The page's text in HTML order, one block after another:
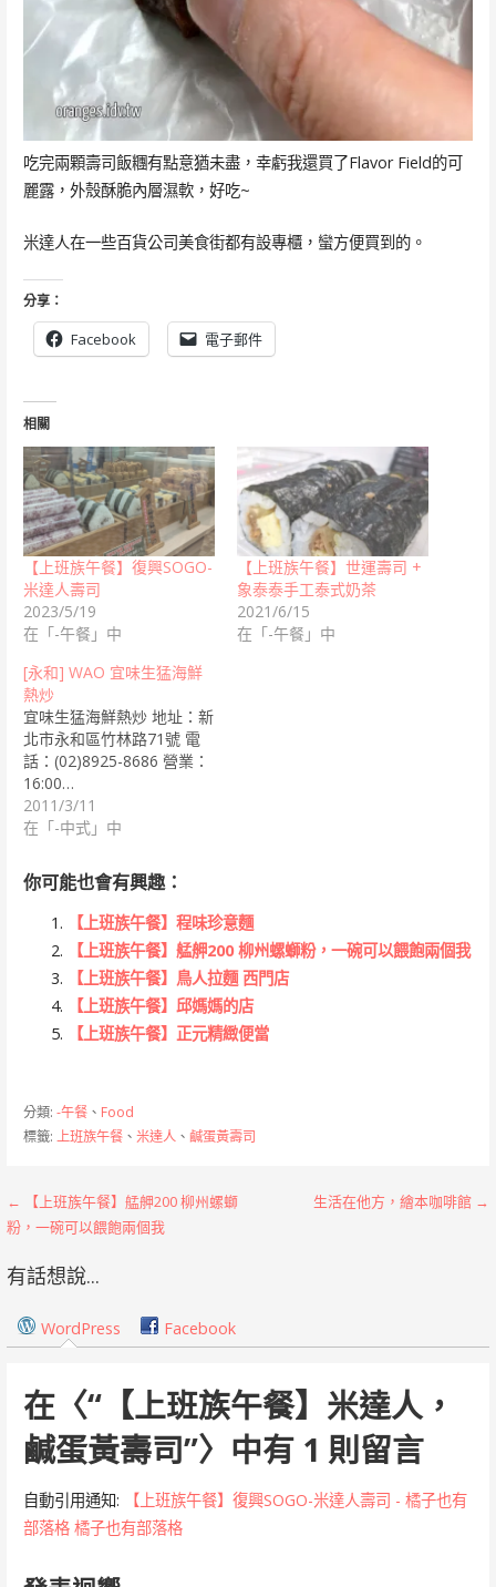
吃完兩顆壽司飯糰有點意猶未盡，幸虧我還買了Flavor Field的可
麗露，外殼酥脆內層濕軟，好吃~
米達人在一些百貨公司美食街都有設專櫃，蠻方便買到的。
分享：
Facebook 電子郵件
相關
【上班族午餐】復興SOGO-
米達人壽司
2023/5/19
在「-午餐」中
【上班族午餐】世運壽司 +
象泰泰手工泰式奶茶
2021/6/15
在「-午餐」中
[永和] WAO 宜味生猛海鮮
熱炒
宜味生猛海鮮熱炒 地址：新
北市永和區竹林路71號 電
話：(02)8925-8686 營業：
16:00…
2011/3/11
在「-中式」中
你可能也會有興趣：
【上班族午餐】程味珍意麵
【上班族午餐】艋舺200 柳州螺螄粉，一碗可以餵飽兩個我
【上班族午餐】鳥人拉麵 西門店
【上班族午餐】邱媽媽的店
【上班族午餐】正元精緻便當
分類: -午餐、 Food
標籤: 上班族午餐、 米達人、 鹹蛋黃壽司
文
章
導
覽
← 【上班族午餐】艋舺200 柳州螺螄
粉，一碗可以餵飽兩個我
生活在他方，繪本咖啡館 →
有話想說...
WordPress Facebook
在〈“【上班族午餐】米達人，
鹹蛋黃壽司”〉中有 1 則留言
自動引用通知:
【上班族午餐】復興SOGO-米達人壽司 - 橘子也有
部落格 橘子也有部落格